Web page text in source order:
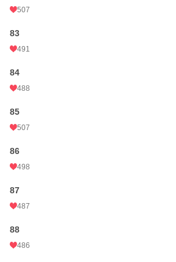
507
83
491
84
488
85
507
86
498
87
487
88
486